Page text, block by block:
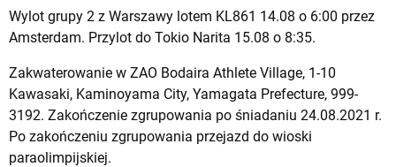
Wylot grupy 2 z Warszawy lotem KL861 14.08 o 6:00 przez
Amsterdam. Przylot do Tokio Narita 15.08 o 8:35.
Zakwaterowanie w ZAO Bodaira Athlete Village, 1-10
Kawasaki, Kaminoyama City, Yamagata Prefecture, 999-
3192. Zakończenie zgrupowania po śniadaniu 24.08.2021 r.
Po zakończeniu zgrupowania przejazd do wioski
paraolimpijskiej.